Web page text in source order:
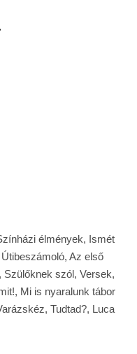
élmények, Ismét
Az első
szól, Versek,
Mi is nyaralunk tábor
Tudtad?, Luca